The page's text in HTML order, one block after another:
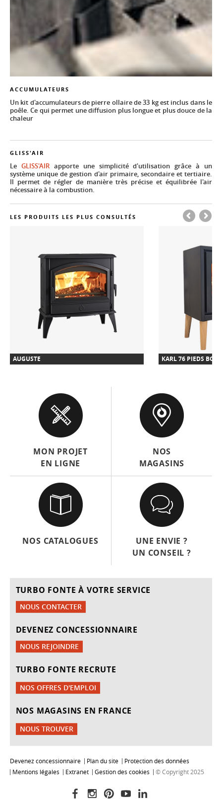
ACCUMULATEURS
Un kit d'accumulateurs de pierre ollaire de 33 kg est inclus dans le
poêle. Ce qui permet une diffusion plus longue et plus douce de la
chaleur
GLISS'AIR
Le GLISS'AIRapporte une simplicité d'utilisation grâce à un
système unique de gestion d'air primaire, secondaire et tertiaire.
Il permet de régler de manière très précise et équilibrée l'air
nécessaire à la combustion.
LES PRODUITS LES PLUS CONSULTÉS
AUGUSTE KARL 76 PIEDS BOIS
MON PROJET
EN LIGNE
NOS
MAGASINS
NOS CATALOGUES
UNE ENVIE ?
UN CONSEIL ?
TURBO FONTE À VOTRE SERVICE
NOUS CONTACTER
DEVENEZ CONCESSIONNAIRE
NOUS REJOINDRE
TURBO FONTE RECRUTE
NOS OFFRES D'EMPLOI
NOS MAGASINS EN FRANCE
NOUS TROUVER
Devenez concessionnaire Plan du site
Protection des données
Mentions légales
Extranet Gestion des cookies © Copyright 2025